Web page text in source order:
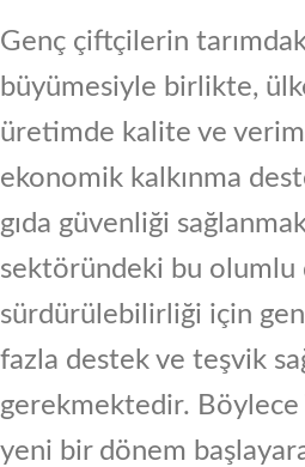
Genç çiftçilerin
büyümesiyle birlikte,
üretimde kalite ve
ekonomik kalkınma
gıda güvenliği
sektöründeki bu olumlu
sürdürülebilirliği için
fazla destek ve teşvik
gerekmektedir. Böylece
yeni bir dönem